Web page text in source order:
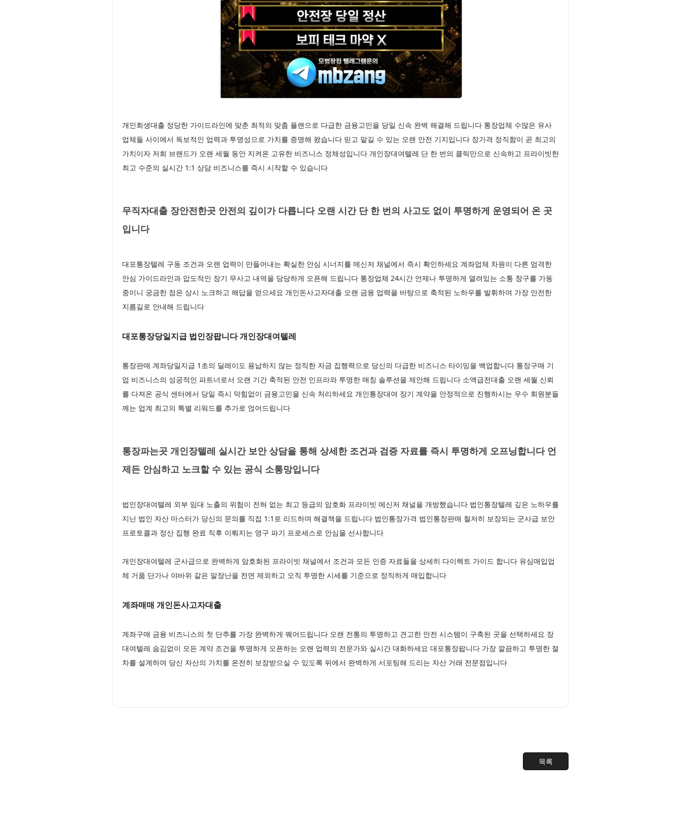
개인회생대출 정당한 가이드라인에 맞춘 최적의 맞춤 플랜으로 다급한 금융고민을 당일 신속 완벽 해결해 드립니다 통장업체 수많은 유사
업체들 사이에서 독보적인 업력과 투명성으로 가치를 증명해 왔습니다 믿고 맡길 수 있는 오랜 안전 기지입니다 장가격 정직함이 곧 최고의
가치이자 저희 브랜드가 오랜 세월 동안 지켜온 고유한 비즈니스 정체성입니다 개인장대여텔레 단 한 번의 클릭만으로 신속하고 프라이빗한
최고 수준의 실시간 1:1 상담 비즈니스를 즉시 시작할 수 있습니다
무직자대출 장안전한곳 안전의 깊이가 다릅니다 오랜 시간 단 한 번의 사고도 없이 투명하게 운영되어 온 곳
입니다
대포통장텔레 구동 조건과 오랜 업력이 만들어내는 확실한 안심 시너지를 메신저 채널에서 즉시 확인하세요 계좌업체 차원이 다른 엄격한
안심 가이드라인과 압도적인 장기 무사고 내역을 당당하게 오픈해 드립니다 통장업체 24시간 언제나 투명하게 열려있는 소통 창구를 가동
중이니 궁금한 점은 상시 노크하고 해답을 얻으세요 개인돈사고자대출 오랜 금융 업력을 바탕으로 축적된 노하우를 발휘하여 가장 안전한
지름길로 안내해 드립니다
대포통장당일지급 법인장팝니다 개인장대여텔레
통장판매 계좌당일지급 1초의 딜레이도 용납하지 않는 정직한 자금 집행력으로 당신의 다급한 비즈니스 타이밍을 백업합니다 통장구매 기
업 비즈니스의 성공적인 파트너로서 오랜 기간 축적된 안전 인프라와 투명한 매칭 솔루션을 제안해 드립니다 소액급전대출 오랜 세월 신뢰
를 다져온 공식 센터에서 당일 즉시 막힘없이 금융고민을 신속 처리하세요 개인통장대여 장기 계약을 안정적으로 진행하시는 우수 회원분들
께는 업계 최고의 특별 리워드를 추가로 얹어드립니다
통장파는곳 개인장텔레 실시간 보안 상담을 통해 상세한 조건과 검증 자료를 즉시 투명하게 오프닝합니다 언
제든 안심하고 노크할 수 있는 공식 소통망입니다
법인장대여텔레 외부 임대 노출의 위험이 전혀 없는 최고 등급의 암호화 프라이빗 메신저 채널을 개방했습니다 법인통장텔레 깊은 노하우를
지닌 법인 자산 마스터가 당신의 문의를 직접 1:1로 리드하며 해결책을 드립니다 법인통장가격 법인통장판매 철저히 보장되는 군사급 보안
프로토콜과 정산 집행 완료 직후 이뤄지는 영구 파기 프로세스로 안심을 선사합니다
개인장대여텔레 군사급으로 완벽하게 암호화된 프라이빗 채널에서 조건과 모든 인증 자료들을 상세히 다이렉트 가이드 합니다 유심매입업
체 거품 단가나 야바위 같은 말장난을 전면 제외하고 오직 투명한 시세를 기준으로 정직하게 매입합니다
계좌매매 개인돈사고자대출
계좌구매 금융 비즈니스의 첫 단추를 가장 완벽하게 꿰어드립니다 오랜 전통의 투명하고 견고한 안전 시스템이 구축된 곳을 선택하세요 장
대여텔레 숨김없이 모든 계약 조건을 투명하게 오픈하는 오랜 업력의 전문가와 실시간 대화하세요 대포통장팝니다 가장 깔끔하고 투명한 절
차를 설계하여 당신 자산의 가치를 온전히 보장받으실 수 있도록 뒤에서 완벽하게 서포팅해 드리는 자산 거래 전문점입니다
목록